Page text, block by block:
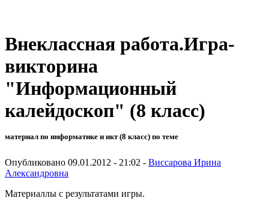
Внеклассная работа.Игра-
викторина
"Информационный
калейдоскоп" (8 класс)
материал по информатике и икт (8 класс) по теме
Опубликовано 09.01.2012 - 21:02 - Виссарова Ирина
Александровна
Материаллы с результатами игры.